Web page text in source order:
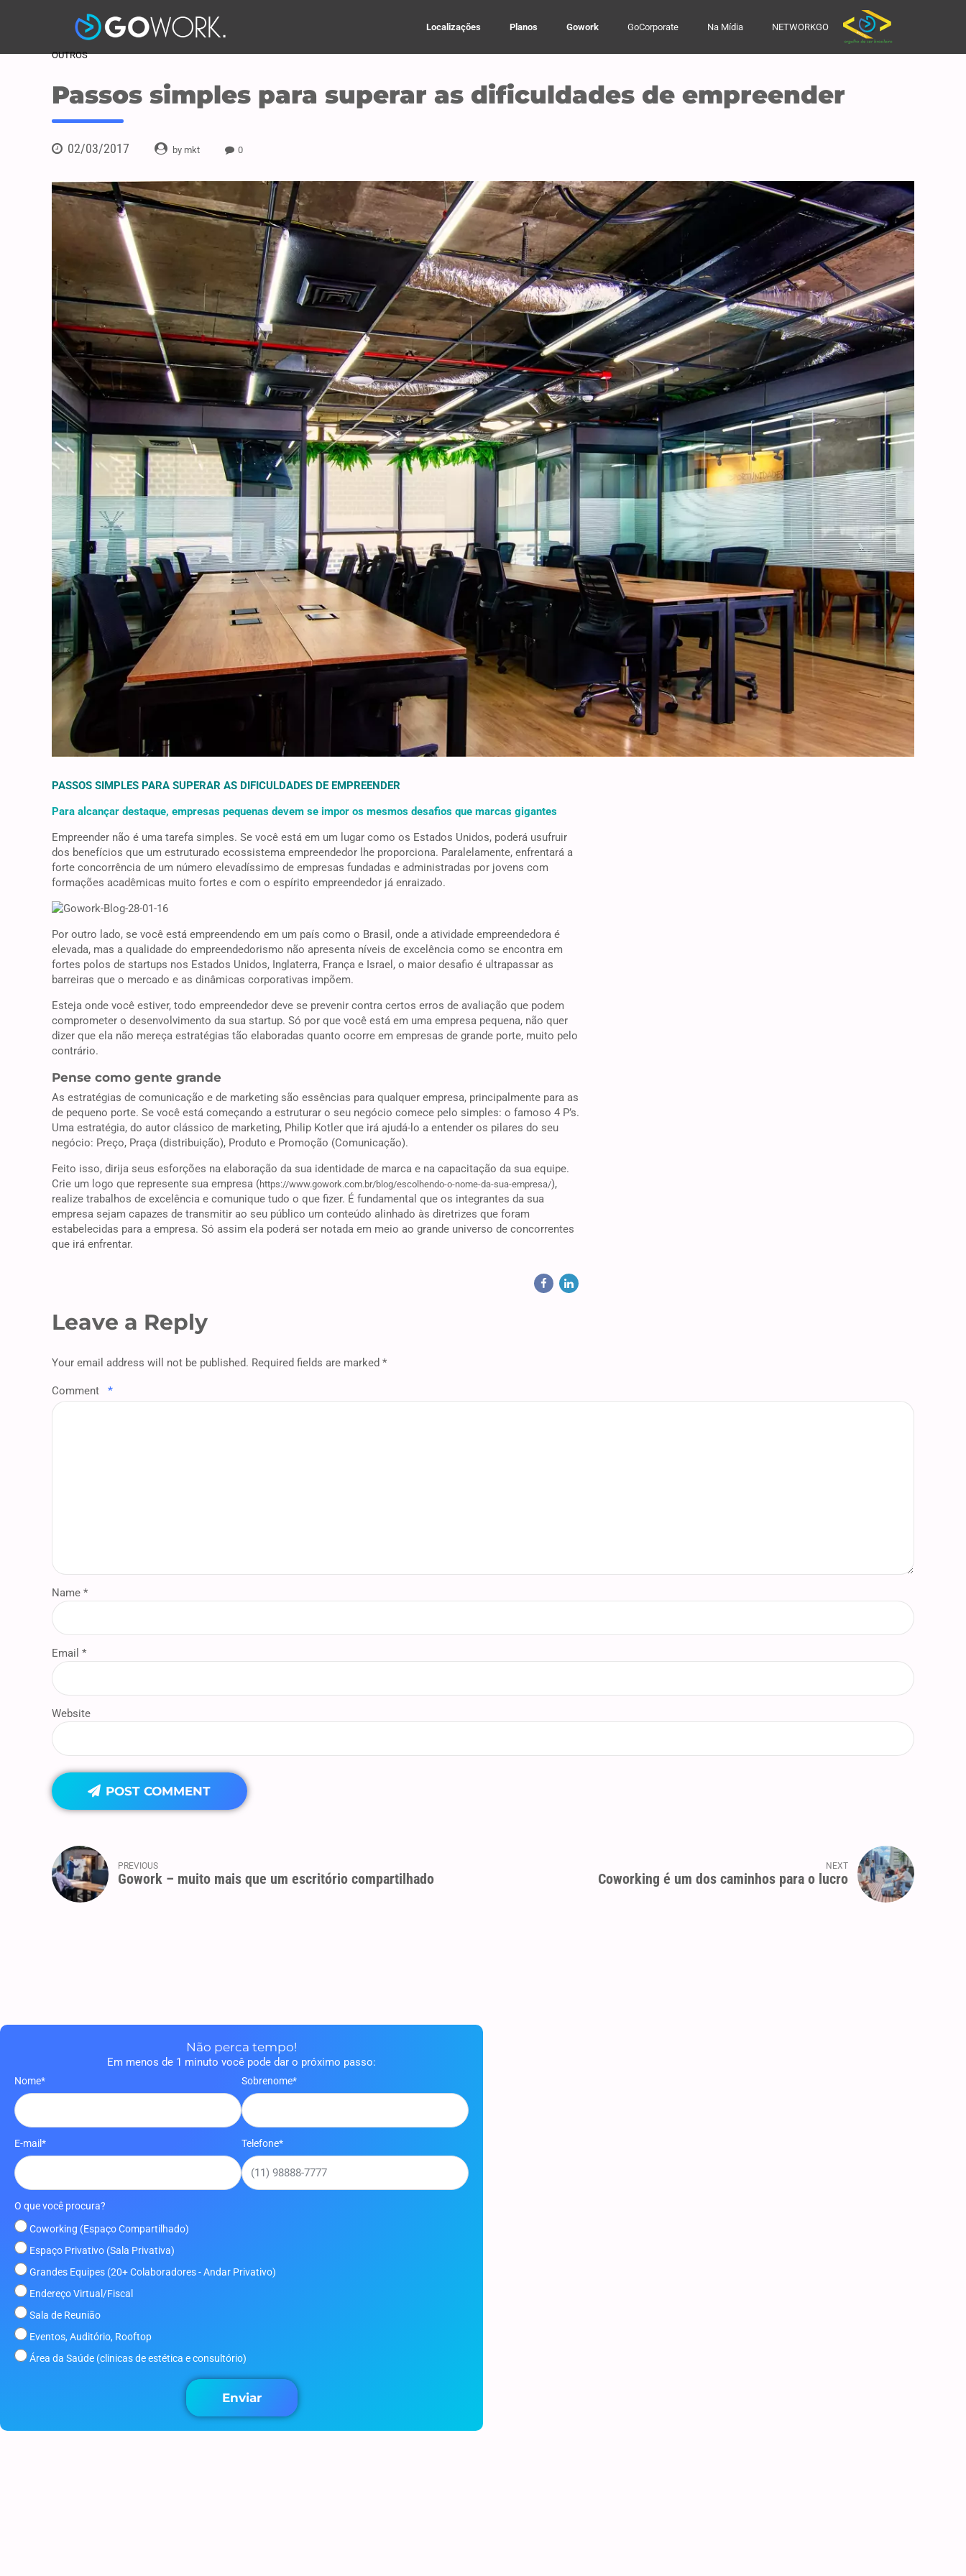
Localizações Planos Gowork GoCorporate Na Mídia NETWORKGO
OUTROS
Passos simples para superar as dificuldades de empreender
02/03/2017 by mkt 0
PASSOS SIMPLES PARA SUPERAR AS DIFICULDADES DE EMPREENDER
Para alcançar destaque, empresas pequenas devem se impor os mesmos desafios que marcas gigantes
Empreender não é uma tarefa simples. Se você está em um lugar como os Estados Unidos, poderá usufruir
dos benefícios que um estruturado ecossistema empreendedor lhe proporciona. Paralelamente, enfrentará a
forte concorrência de um número elevadíssimo de empresas fundadas e administradas por jovens com
formações acadêmicas muito fortes e com o espírito empreendedor já enraizado.
Por outro lado, se você está empreendendo em um país como o Brasil, onde a atividade empreendedora é
elevada, mas a qualidade do empreendedorismo não apresenta níveis de excelência como se encontra em
fortes polos de startups nos Estados Unidos, Inglaterra, França e Israel, o maior desafio é ultrapassar as
barreiras que o mercado e as dinâmicas corporativas impõem.
Esteja onde você estiver, todo empreendedor deve se prevenir contra certos erros de avaliação que podem
comprometer o desenvolvimento da sua startup. Só por que você está em uma empresa pequena, não quer
dizer que ela não mereça estratégias tão elaboradas quanto ocorre em empresas de grande porte, muito pelo
contrário.
Pense como gente grande
As estratégias de comunicação e de marketing são essências para qualquer empresa, principalmente para as
de pequeno porte. Se você está começando a estruturar o seu negócio comece pelo simples: o famoso 4 P’s.
Uma estratégia, do autor clássico de marketing, Philip Kotler que irá ajudá-lo a entender os pilares do seu
negócio: Preço, Praça (distribuição), Produto e Promoção (Comunicação).
Feito isso, dirija seus esforções na elaboração da sua identidade de marca e na capacitação da sua equipe.
Crie um logo que represente sua empresa (https://www.gowork.com.br/blog/escolhendo-o-nome-da-sua-empresa/),
realize trabalhos de excelência e comunique tudo o que fizer. É fundamental que os integrantes da sua
empresa sejam capazes de transmitir ao seu público um conteúdo alinhado às diretrizes que foram
estabelecidas para a empresa. Só assim ela poderá ser notada em meio ao grande universo de concorrentes
que irá enfrentar.
Leave a Reply
Your email address will not be published. Required fields are marked *
Comment *
Name *
Email *
Website
POST COMMENT
PREVIOUS
Gowork – muito mais que um escritório compartilhado
NEXT
Coworking é um dos caminhos para o lucro
Não perca tempo!
Em menos de 1 minuto você pode dar o próximo passo:
Nome* Sobrenome*
E-mail* Telefone*
O que você procura?
Coworking (Espaço Compartilhado)
Espaço Privativo (Sala Privativa)
Grandes Equipes (20+ Colaboradores - Andar Privativo)
Endereço Virtual/Fiscal
Sala de Reunião
Eventos, Auditório, Rooftop
Área da Saúde (clinicas de estética e consultório)
Enviar